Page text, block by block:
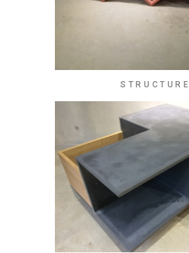
STRUCTURE